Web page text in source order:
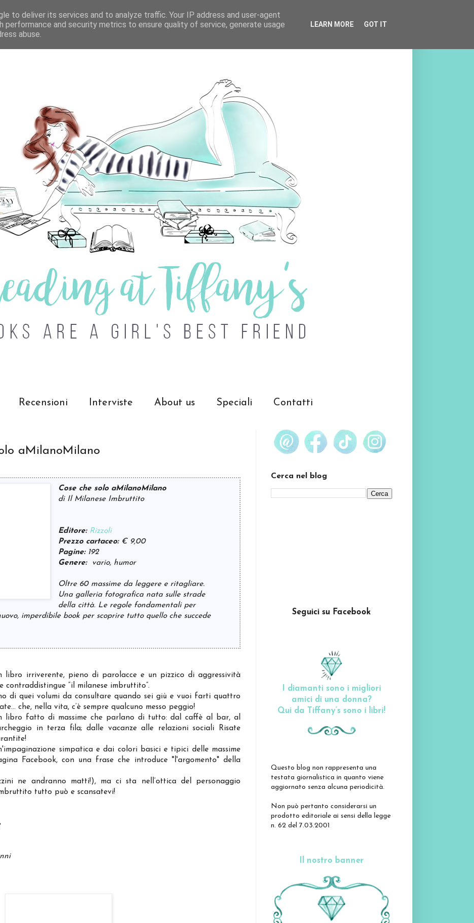
Recensioni Interviste About us Speciali Contatti
aMilanoMilano
Cose che solo aMilanoMilano
di Il Milanese Imbruttito
Editore: Rizzoli
Prezzo cartaceo: € 9,00
Pagine: 192
Genere:vario, humor
Oltre 60 massime da leggere e ritagliare.
Una galleria fotografica nata sulle strade
della città. Le regole fondamentali per
imperdibile book per scoprire tutto quello che succede
libro irriverente, pieno di parolacce e un pizzico di aggressività
contraddistingue “il milanese imbruttito”.
di quei volumi da consultare quando sei giù e vuoi farti quattro
che, nella vita, c’è sempre qualcuno messo peggio!
libro fatto di massime che parlano di tutto: dal caffè al bar, al
in terza fila; dalle vacanze alle relazioni sociali Risate
simpatica e dai colori basici e tipici delle massime
Facebook, con una frase che introduce "l'argomento" della
ne andranno matti!), ma ci sta nell’ottica del personaggio
tutto può e scansatevi!
Cerca nel blog
Seguici su Facebook
I diamanti sono i migliori
amici di una donna?
Qui da Tiffany’s sono i libri!
Questo blog non rappresenta una
testata giornalistica in quanto viene
aggiornato senza alcuna periodicità.
Non può pertanto considerarsi un
prodotto editoriale ai sensi della legge
n. 62 del 7.03.2001
Il nostro banner
to deliver its services and to analyze traffic. Your IP address and user-agent
performance and security metrics to ensure quality of service, generate usage
abuse.
LEARN MORE GOT IT